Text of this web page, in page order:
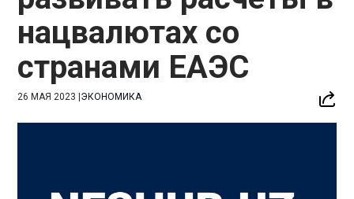
нацвалютах со
странами ЕАЭС
26 МАЯ 2023 |ЭКОНОМИКА